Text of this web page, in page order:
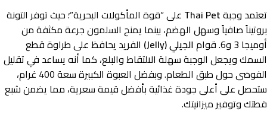
تعتمد وجبةThai Pet على “قوة المأكولات البحرية”؛ حيث توفر التونة
بروتيناً صافياً وسهل الهضم، بينما يمنح السلمون جرعة مكثفة من
أوميجا 3 و6. قوام
الجيلي (Jelly)
الفريد يحافظ على طراوة قطع
السمك ويجعل الوجبة سهلة الالتقاط والبلع، كما أنه يساعد في تقليل
الفوضى حول طبق الطعام. وبفضل العبوة الكبيرة سعة 400 غرام،
ستحصل على أعلى جودة غذائية بأفضل قيمة سعرية، مما يضمن شبع
قطتك وتوفير ميزانيتك.